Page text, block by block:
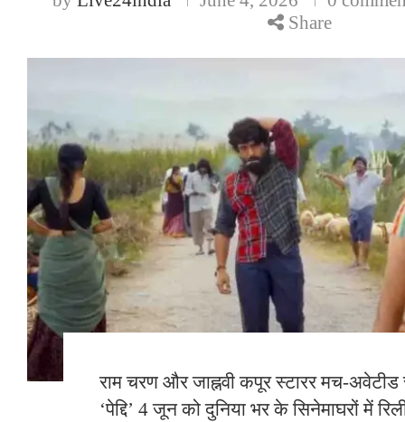
Share
​राम चरण और जाह्नवी कपूर स्टारर मच-अवेटीड
‘पेद्दि’ 4 जून को दुनिया भर के सिनेमाघरों में